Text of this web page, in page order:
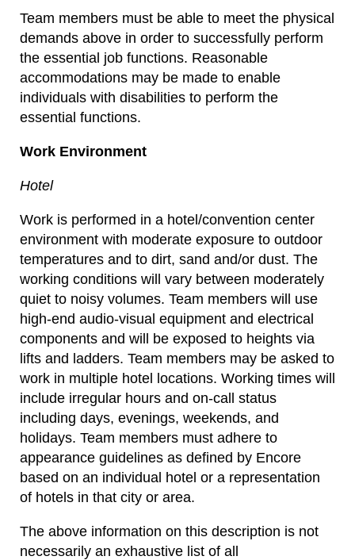
Team members must be able to meet the physical
demands above in order to successfully perform
the essential job functions. Reasonable
accommodations may be made to enable
individuals with disabilities to perform the
essential functions.
Work Environment
Hotel
Work is performed in a hotel/convention center
environment with moderate exposure to outdoor
temperatures and to dirt, sand and/or dust. The
working conditions will vary between moderately
quiet to noisy volumes. Team members will use
high-end audio-visual equipment and electrical
components and will be exposed to heights via
lifts and ladders. Team members may be asked to
work in multiple hotel locations. Working times will
include irregular hours and on-call status
including days, evenings, weekends, and
holidays. Team members must adhere to
appearance guidelines as defined by Encore
based on an individual hotel or a representation
of hotels in that city or area.
The above information on this description is not
necessarily an exhaustive list of all